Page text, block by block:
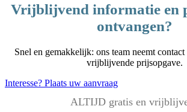
Vrijblijvend informatie en
ontvangen?
Snel en gemakkelijk: ons team neemt
vrijblijvende prijsopgave.
Interesse? Plaats uw aanvraag
ALTIJD gratis en